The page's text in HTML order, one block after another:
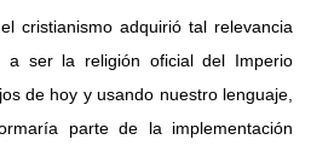
cristianismo adquirió tal relevancia
ser la religión oficial del Imperio
de hoy y usando nuestro lenguaje,
parte de la implementación